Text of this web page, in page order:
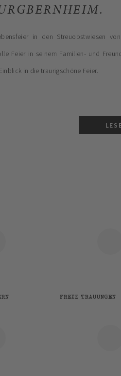
in den Streuobstwiesen
Feier in seinem Familien- und
in die traurigschöne Feier.
FREIE TRAUUNGEN